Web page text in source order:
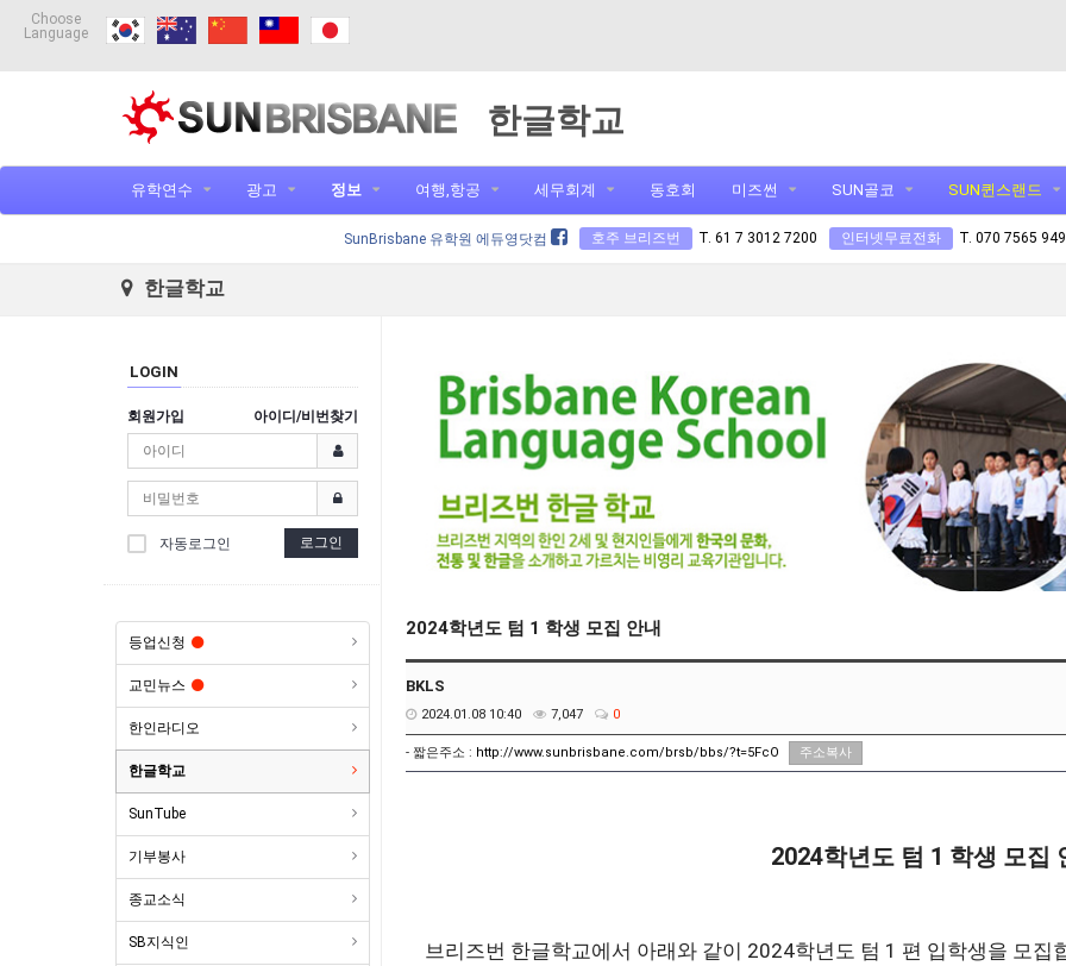
Choose
Language
한글학교
유학연수 광고 정보 여행,항공 세무회계 동호회 미즈썬 SUN골코 SUN퀸스랜드
SunBrisbane 유학원 에듀영닷컴 호주 브리즈번 T. 61 7 3012 7200 인터넷무료전화 T. 070 7565
한글학교
LOGIN
회원가입 아이디/비번찾기
자동로그인 로그인
등업신청
교민뉴스
한인라디오
한글학교
SunTube
기부봉사
종교소식
SB지식인
2024학년도 텀 1 학생 모집 안내
BKLS
2024.01.08 10:40 7,047 0
- 짧은주소 : http://www.sunbrisbane.com/brsb/bbs/?t=5FcO 주소복사
2024학년도 텀 1 학생 모집
브리즈번 한글학교에서 아래와 같이 2024학년도 텀 1 편 입학생을 모집